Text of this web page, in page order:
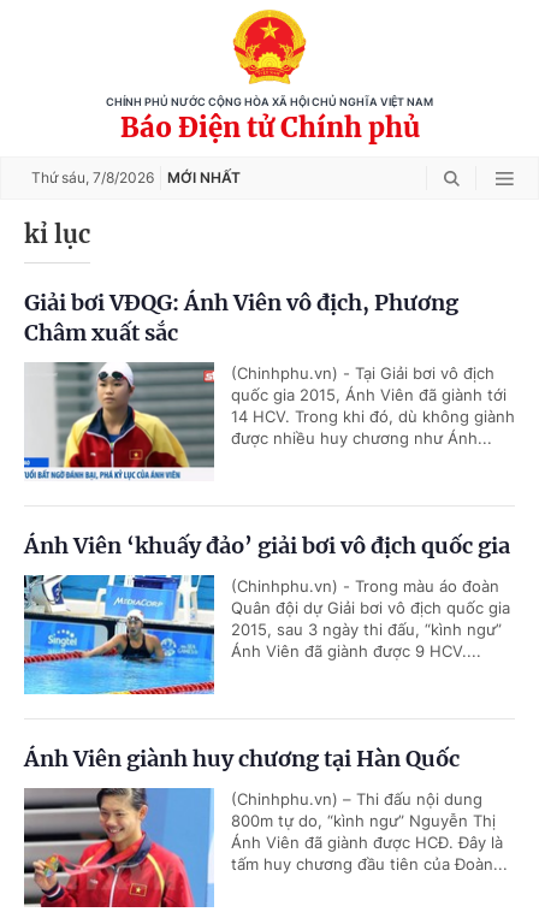
CHÍNH PHỦ NƯỚC CỘNG HÒA XÃ HỘI CHỦ NGHĨA VIỆT NAM
Báo Điện tử Chính phủ
Thứ sáu, 7/8/2026 MỚI NHẤT
kỉ lục
Giải bơi VĐQG: Ánh Viên vô địch, Phương
Châm xuất sắc
(Chinhphu.vn) - Tại Giải bơi vô địch
quốc gia 2015, Ánh Viên đã giành tới
14 HCV. Trong khi đó, dù không giành
được nhiều huy chương như Ánh...
Ánh Viên ‘khuấy đảo’ giải bơi vô địch quốc gia
(Chinhphu.vn) - Trong màu áo đoàn
Quân đội dự Giải bơi vô địch quốc gia
2015, sau 3 ngày thi đấu, “kình ngư”
Ánh Viên đã giành được 9 HCV....
Ánh Viên giành huy chương tại Hàn Quốc
(Chinhphu.vn) – Thi đấu nội dung
800m tự do, “kình ngư” Nguyễn Thị
Ánh Viên đã giành được HCĐ. Đây là
tấm huy chương đầu tiên của Đoàn...